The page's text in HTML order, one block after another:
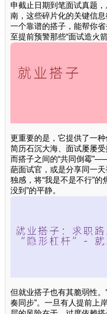
申截止日期到笔面试真题
南，这些碎片化的关键信
一个靠谱的搭子，能帮你
至提前预警那些“面试造火
更重要的是，它提供了一
简历石沉大海、面试屡屡
而搭子之间的“共同倒霉
葩面试官，或是分享同一
独感，将“我是不是不行”
没到”的平静。
但就业搭子也有其脆弱性。
奏同步”。一旦有人提前上